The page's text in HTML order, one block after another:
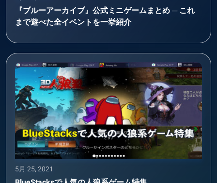
『ブルーアーカイブ』公式ミニゲームまとめ ─ これ
まで遊べた全イベントを一挙紹介
5月 25, 2021